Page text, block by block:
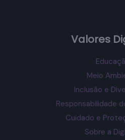
Valores
Meio
Inclusão e
Responsabilidade
Cuidado e
Sobre a